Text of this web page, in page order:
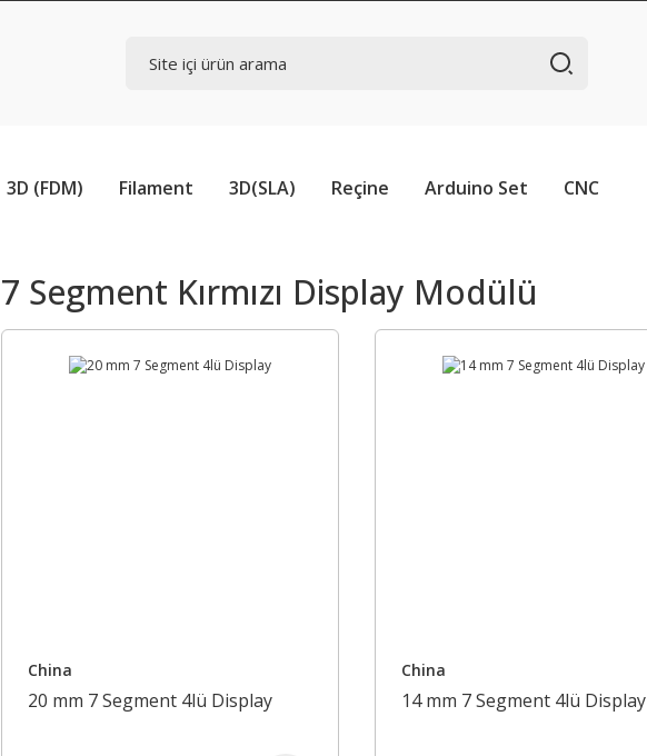
3D (FDM) Filament 3D(SLA) Reçine Arduino Set CNC
7 Segment Kırmızı Display Modülü
China
20 mm 7 Segment 4lü Display
China
14 mm 7 Segment 4lü Display